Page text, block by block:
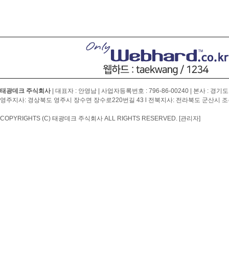
태광데크 주식회사| 대표자 : 안영남 | 사업자등록번호 : 796-86-00240 | 본사 : 경기
영주지사: 경상북도 영주시 장수면 장수로220번길 43 l 전북지사: 전라북도 군산시
COPYRIGHTS (C) 태광데크 주식회사 ALL RIGHTS RESERVED. [관리자]